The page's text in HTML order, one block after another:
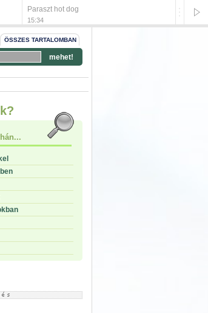
Paraszt hot dog
15:34
Cajun
ÖSSZES TARTALOMBAN
mehet!